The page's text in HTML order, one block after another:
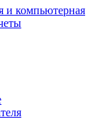
и компьютерная